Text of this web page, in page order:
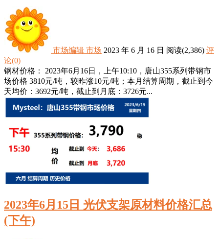
市场编辑 市场 2023 年 6 月 16 日 阅读(2,386) 评
论(0)
钢材价格： 2023年6月16日，上午10:10，唐山355系列带钢市
场价格 3810元/吨，较昨涨10元/吨；本月结算周期，截止到今
天均价：3692元/吨，截止到月底：3726元...
2023年6月15日 光伏支架原材料价格汇总
(下午)